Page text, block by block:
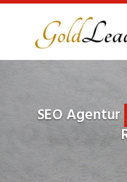
SEO Agentur